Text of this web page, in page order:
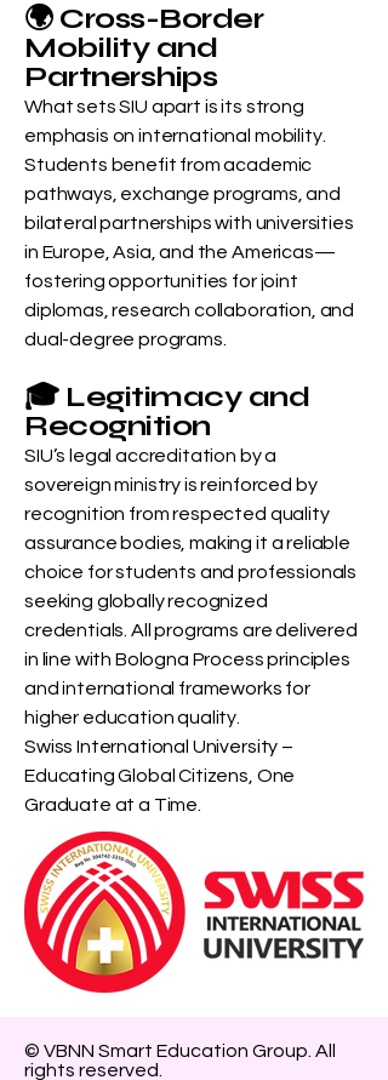
🌍 Cross-Border
Mobility and
Partnerships
What sets SIU apart is its strong
emphasis on international mobility.
Students benefit from academic
pathways, exchange programs, and
bilateral partnerships with universities
in Europe, Asia, and the Americas—
fostering opportunities for joint
diplomas, research collaboration, and
dual-degree programs.
🎓 Legitimacy and
Recognition
SIU’s legal accreditation by a
sovereign ministry is reinforced by
recognition from respected quality
assurance bodies, making it a reliable
choice for students and professionals
seeking globally recognized
credentials. All programs are delivered
in line with Bologna Process principles
and international frameworks for
higher education quality.
Swiss International University –
Educating Global Citizens, One
Graduate at a Time.
© VBNN Smart Education Group. All
rights reserved.